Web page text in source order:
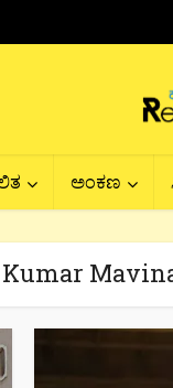
ಅಂಕಣ